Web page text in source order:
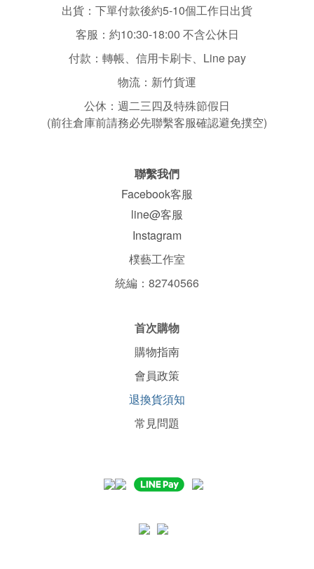
出貨：下單付款後約5-10個工作日出貨
客服： 約10:30-18:00 不含公休日
付款：轉帳、信用卡刷卡、Line pay
物流：新竹貨運
公休： 週二三四及特殊節假日
(前往倉庫前請務必先聯繫客服確認避免撲空)
聯繫我們
Facebook客服
line@客服
Instagram
樸藝工作室
統編：82740566
首次購物
購物指南
會員政策
退換貨須知
常見問題